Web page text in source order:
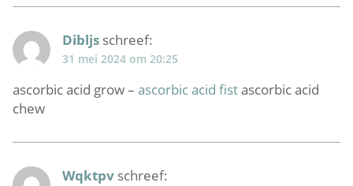
Dibljs schreef:
31 mei 2024 om 20:25
ascorbic acid grow – ascorbic acid fistascorbic acid
chew
Wqktpv schreef: